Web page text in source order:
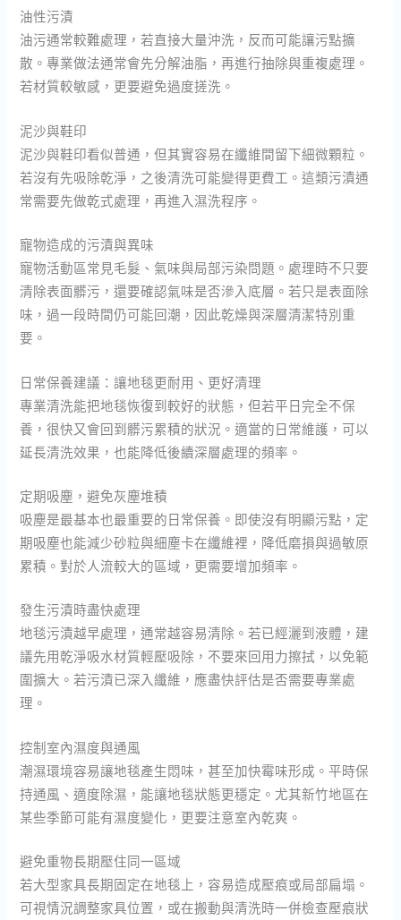
油性污漬
油污通常較難處理，若直接大量沖洗，反而可能讓污點擴
散。專業做法通常會先分解油脂，再進行抽除與重複處理。
若材質較敏感，更要避免過度搓洗。
泥沙與鞋印
泥沙與鞋印看似普通，但其實容易在纖維間留下細微顆粒。
若沒有先吸除乾淨，之後清洗可能變得更費工。這類污漬通
常需要先做乾式處理，再進入濕洗程序。
寵物造成的污漬與異味
寵物活動區常見毛髮、氣味與局部污染問題。處理時不只要
清除表面髒污，還要確認氣味是否滲入底層。若只是表面除
味，過一段時間仍可能回潮，因此乾燥與深層清潔特別重
要。
日常保養建議：讓地毯更耐用、更好清理
專業清洗能把地毯恢復到較好的狀態，但若平日完全不保
養，很快又會回到髒污累積的狀況。適當的日常維護，可以
延長清洗效果，也能降低後續深層處理的頻率。
定期吸塵，避免灰塵堆積
吸塵是最基本也最重要的日常保養。即使沒有明顯污點，定
期吸塵也能減少砂粒與細塵卡在纖維裡，降低磨損與過敏原
累積。對於人流較大的區域，更需要增加頻率。
發生污漬時盡快處理
地毯污漬越早處理，通常越容易清除。若已經灑到液體，建
議先用乾淨吸水材質輕壓吸除，不要來回用力擦拭，以免範
圍擴大。若污漬已深入纖維，應盡快評估是否需要專業處
理。
控制室內濕度與通風
潮濕環境容易讓地毯產生悶味，甚至加快霉味形成。平時保
持通風、適度除濕，能讓地毯狀態更穩定。尤其新竹地區在
某些季節可能有濕度變化，更要注意室內乾爽。
避免重物長期壓住同一區域
若大型家具長期固定在地毯上，容易造成壓痕或局部扁塌。
可視情況調整家具位置，或在搬動與清洗時一併檢查壓痕狀